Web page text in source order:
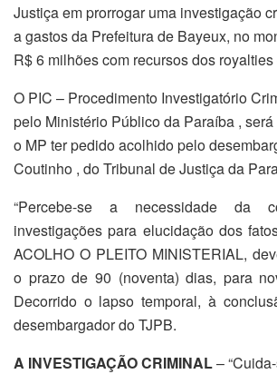
Justiça em prorrogar uma investigação
a gastos da Prefeitura de Bayeux, no
R$ 6 milhões com recursos dos
O PIC – Procedimento Investigatório
pelo Ministério Público da Paraíba ,
o MP ter pedido acolhido pelo
Coutinho , do Tribunal de Justiça da
“Percebe-se a necessidade da
investigações para elucidação dos
ACOLHO O PLEITO MINISTERIAL,
o prazo de 90 (noventa) dias, para
Decorrido o lapso temporal, à
desembargador do TJPB.
A INVESTIGAÇÃO CRIMINAL–